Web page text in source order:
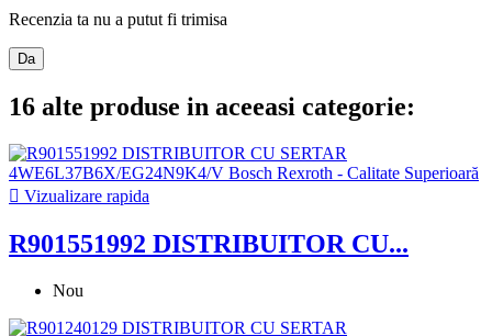
Recenzia ta nu a putut fi trimisa
Da
16 alte produse in aceeasi categorie:
 Vizualizare rapida
R901551992 DISTRIBUITOR CU...
Nou